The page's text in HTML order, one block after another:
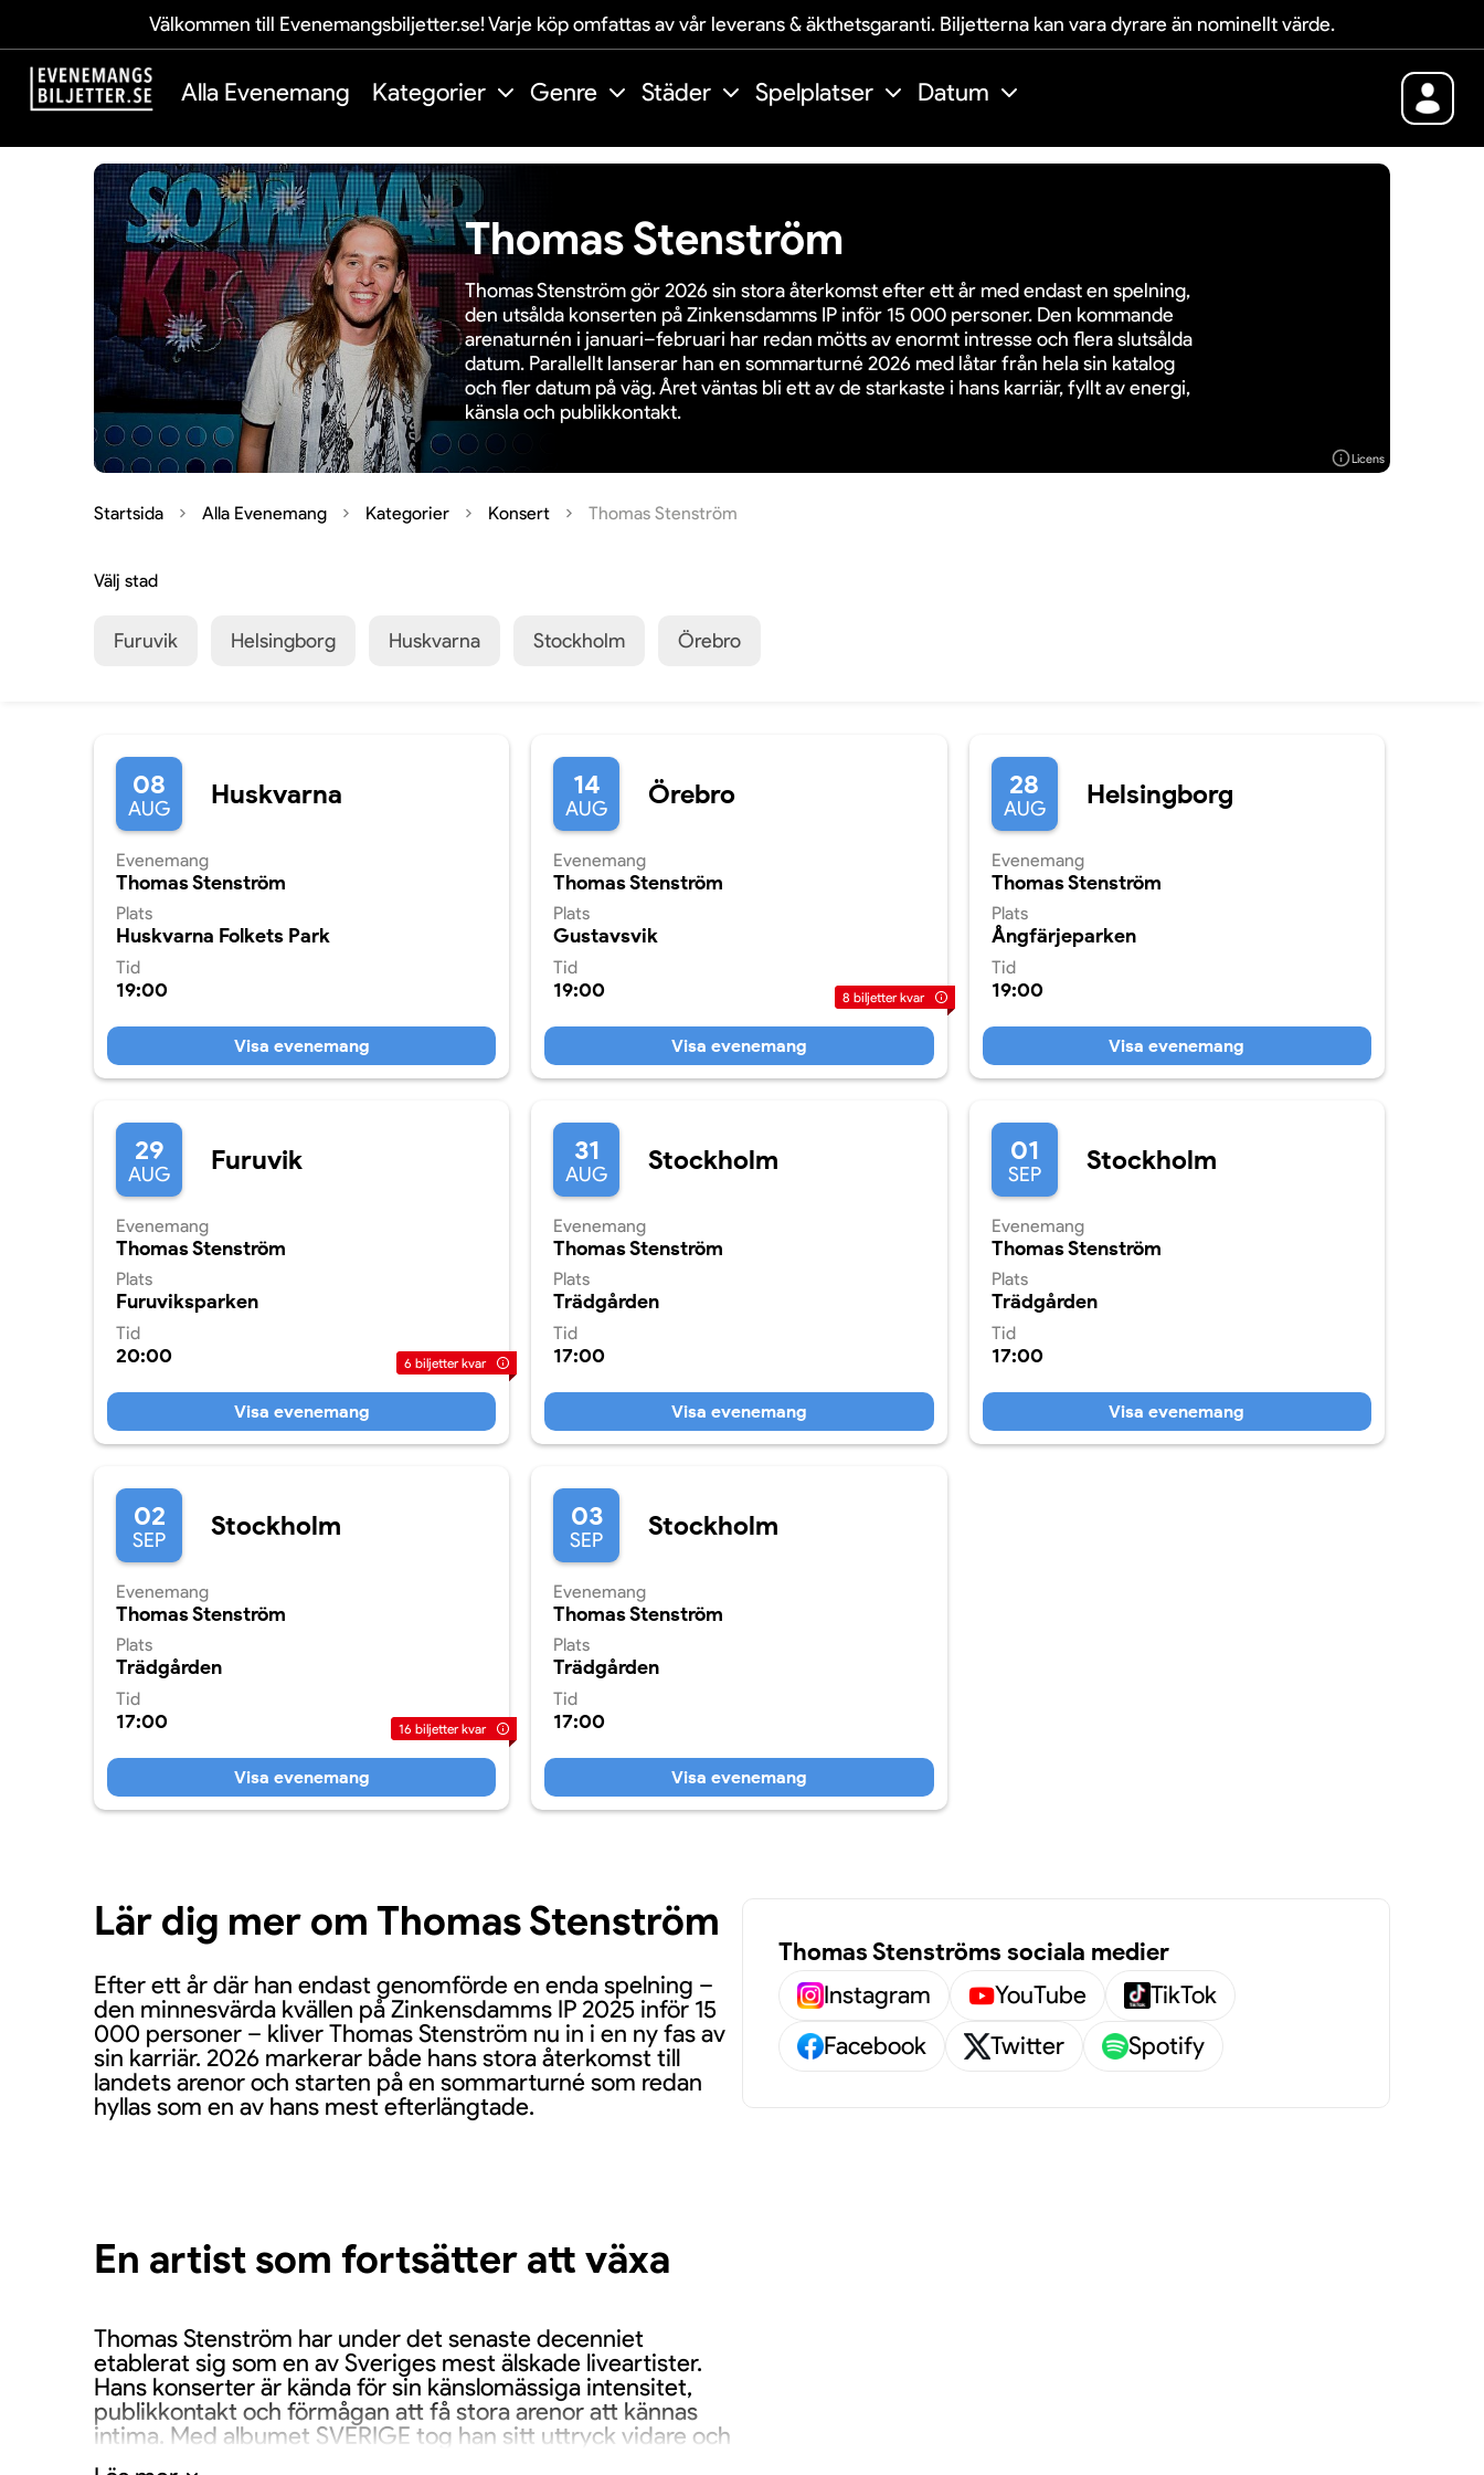
Välkommen till Evenemangsbiljetter.se! Varje köp omfattas av vår leverans & äkthetsgaranti. Biljetterna kan vara dyrare än nominellt värde.
Alla Evenemang Kategorier Genre Städer Spelplatser Datum
Thomas Stenström
Thomas Stenström gör 2026 sin stora återkomst efter ett år med endast en spelning,
den utsålda konserten på Zinkensdamms IP inför 15 000 personer. Den kommande
arenaturnén i januari–februari har redan mötts av enormt intresse och flera slutsålda
datum. Parallellt lanserar han en sommarturné 2026 med låtar från hela sin katalog
och fler datum på väg. Året väntas bli ett av de starkaste i hans karriär, fyllt av energi,
känsla och publikkontakt.
Licens
Startsida Alla Evenemang Kategorier Konsert Thomas Stenström
Välj stad
Furuvik Helsingborg Huskvarna Stockholm Örebro
08
AUG Huskvarna
Plats
Huskvarna Folkets Park
Evenemang
Thomas Stenström
Tid
19:00
Visa evenemang
14
AUG Örebro
Plats
Gustavsvik
Evenemang
Thomas Stenström
Tid
19:00
Visa evenemang
8 biljetter kvar
28
AUG Helsingborg
Plats
Ångfärjeparken
Evenemang
Thomas Stenström
Tid
19:00
Visa evenemang
29
AUG Furuvik
Plats
Furuviksparken
Evenemang
Thomas Stenström
Tid
20:00
Visa evenemang
6 biljetter kvar
31
AUG Stockholm
Plats
Trädgården
Evenemang
Thomas Stenström
Tid
17:00
Visa evenemang
01
SEP Stockholm
Plats
Trädgården
Evenemang
Thomas Stenström
Tid
17:00
Visa evenemang
02
SEP Stockholm
Plats
Trädgården
Evenemang
Thomas Stenström
Tid
17:00
Visa evenemang
16 biljetter kvar
03
SEP Stockholm
Plats
Trädgården
Evenemang
Thomas Stenström
Tid
17:00
Visa evenemang
Lär dig mer om Thomas Stenström
Efter ett år där han endast genomförde en enda spelning –
den minnesvärda kvällen på Zinkensdamms IP 2025 inför 15
000 personer – kliver Thomas Stenström nu in i en ny fas av
sin karriär. 2026 markerar både hans stora återkomst till
landets arenor och starten på en sommarturné som redan
hyllas som en av hans mest efterlängtade.
En artist som fortsätter att växa
Thomas Stenström har under det senaste decenniet
etablerat sig som en av Sveriges mest älskade liveartister.
Hans konserter är kända för sin känslomässiga intensitet,
publikkontakt och förmågan att få stora arenor att kännas
intima. Med albumet SVERIGE tog han sitt uttryck vidare och
vävde samman två decennier av låtskrivande – från
Thomas Stenströms sociala medier
Instagram
YouTube
TikTok
Facebook
Twitter Spotify